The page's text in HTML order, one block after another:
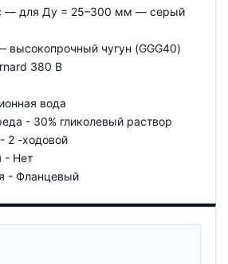
— для Ду = 25–300 мм — серый
чугун (GGG40)
380 В
вода
- 30% гликолевый раствор
2 -ходовой
- Нет
- Фланцевый